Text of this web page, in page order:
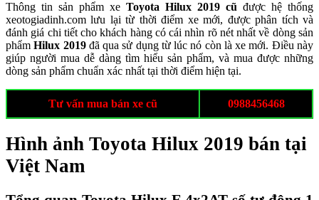
Thông tin sản phẩm xe Toyota Hilux 2019 cũ được hệ thống
xeotogiadinh.com lưu lại từ thời điểm xe mới, được phân tích và
đánh giá chi tiết cho khách hàng có cái nhìn rõ nét nhất về dòng sản
phẩmHilux 2019đã qua sử dụng từ lúc nó còn là xe mới. Điều này
giúp người mua dễ dàng tìm hiểu sản phẩm, và mua được những
dòng sản phẩm chuẩn xác nhất tại thời điểm hiện tại.
Tư vấn mua bán xe cũ 0988456468
Hình ảnh Toyota Hilux 2019 bán tại
Việt Nam